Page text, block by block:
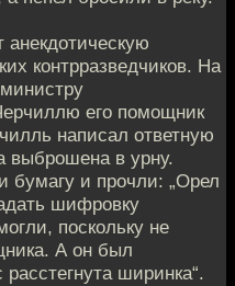
анекдотическую
контрразведчиков. На
его помощник
написал ответную
выброшена в урну.
бумагу и прочли: „Орел
шифровку
поскольку не
А он был
ширинка“.